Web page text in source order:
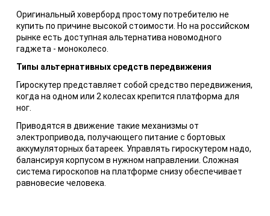
Оригинальный ховерборд простому потребителю не
купить по причине высокой стоимости. Но на российском
рынке есть доступная альтернатива новомодного
гаджета - моноколесо.
Типы альтернативных средств передвижения
Гироскутер представляет собой средство передвижения,
когда на одном или 2 колесах крепится платформа для
ног.
Приводятся в движение такие механизмы от
электропривода, получающего питание с бортовых
аккумуляторных батареек. Управлять гироскутером надо,
балансируя корпусом в нужном направлении. Сложная
система гироскопов на платформе снизу обеспечивает
равновесие человека.